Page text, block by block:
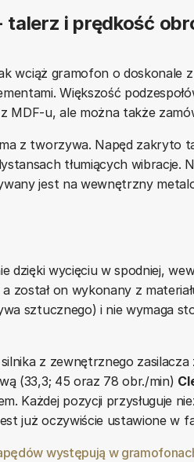
talerz i prędkość
wciąż gramofon o doskonale
Większość
MDF-u, ale można także
z tworzywa. Napęd zakryto
tłumiących wibracje.
jest na wewnętrzny
dzięki wycięciu w spodniej,
został on wykonany z
sztucznego) i nie wymaga
z zewnętrznego
(33,3; 45 oraz 78 obr./min)
Każdej pozycji przysługuje
już oczywiście ustawione w
występują w